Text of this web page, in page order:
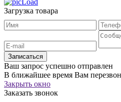
Загрузка товара
Записаться
Ваш запрос успешно отправлен
В ближайшее время Вам
Закрыть окно
Заказать звонок